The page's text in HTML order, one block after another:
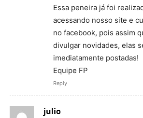
Essa peneira já foi
acessando nosso site e
no facebook, pois assim
divulgar novidades, elas
imediatamente postadas!
Equipe FP
Reply
julio